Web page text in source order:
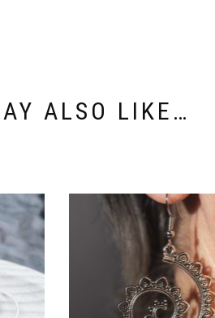
ALSO LIKE…